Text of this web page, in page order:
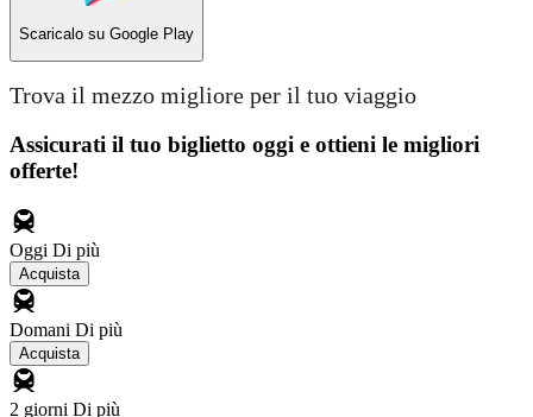
Scaricalo su Google Play
Trova il mezzo migliore per il tuo viaggio
Assicurati il ​​tuo biglietto oggi e ottieni le migliori
offerte!
Oggi Di più
Acquista
Domani Di più
Acquista
2 giorni Di più